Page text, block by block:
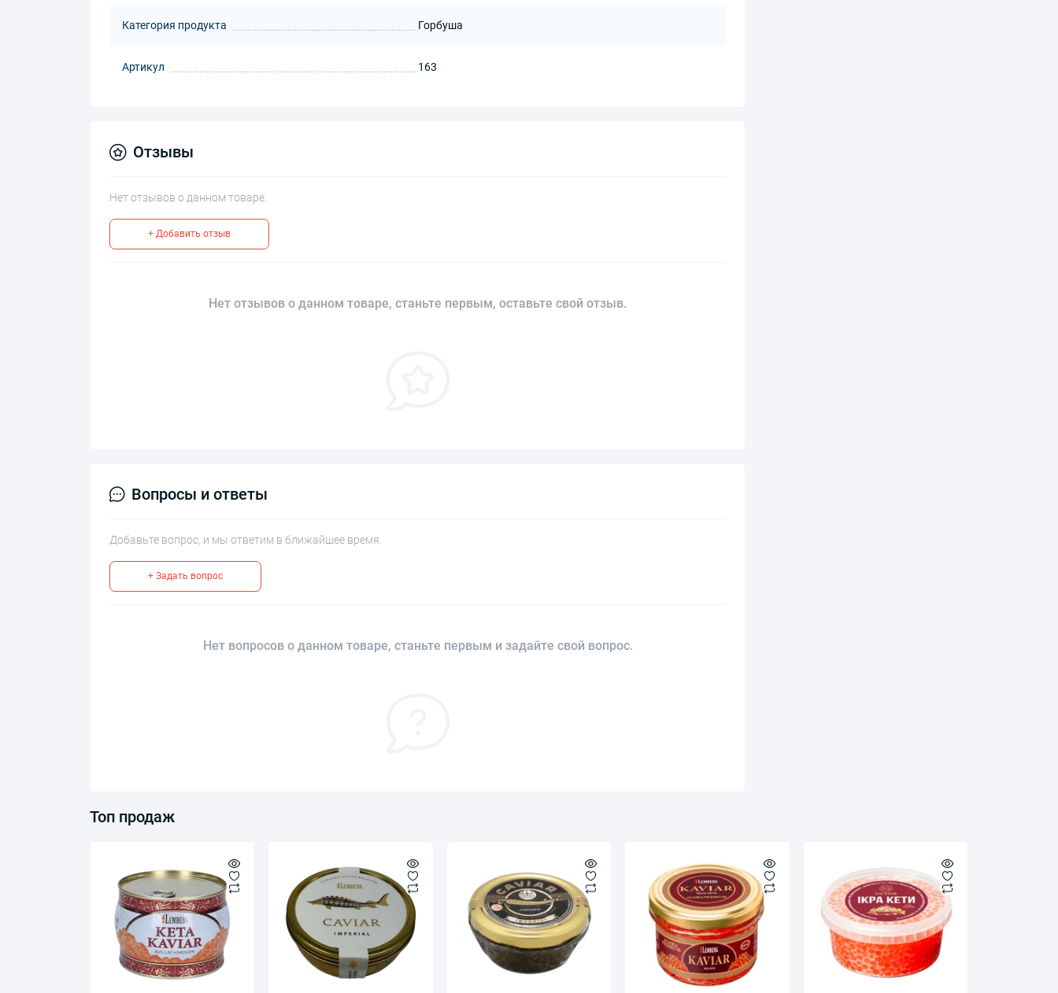
Категория продукта Горбуша
Артикул 163
Отзывы
Нет отзывов о данном товаре.
+ Добавить отзыв
Нет отзывов о данном товаре, станьте первым, оставьте свой отзыв.
Вопросы и ответы
Добавьте вопрос, и мы ответим в ближайшее время.
+ Задать вопрос
Нет вопросов о данном товаре, станьте первым и задайте свой вопрос.
Топ продаж